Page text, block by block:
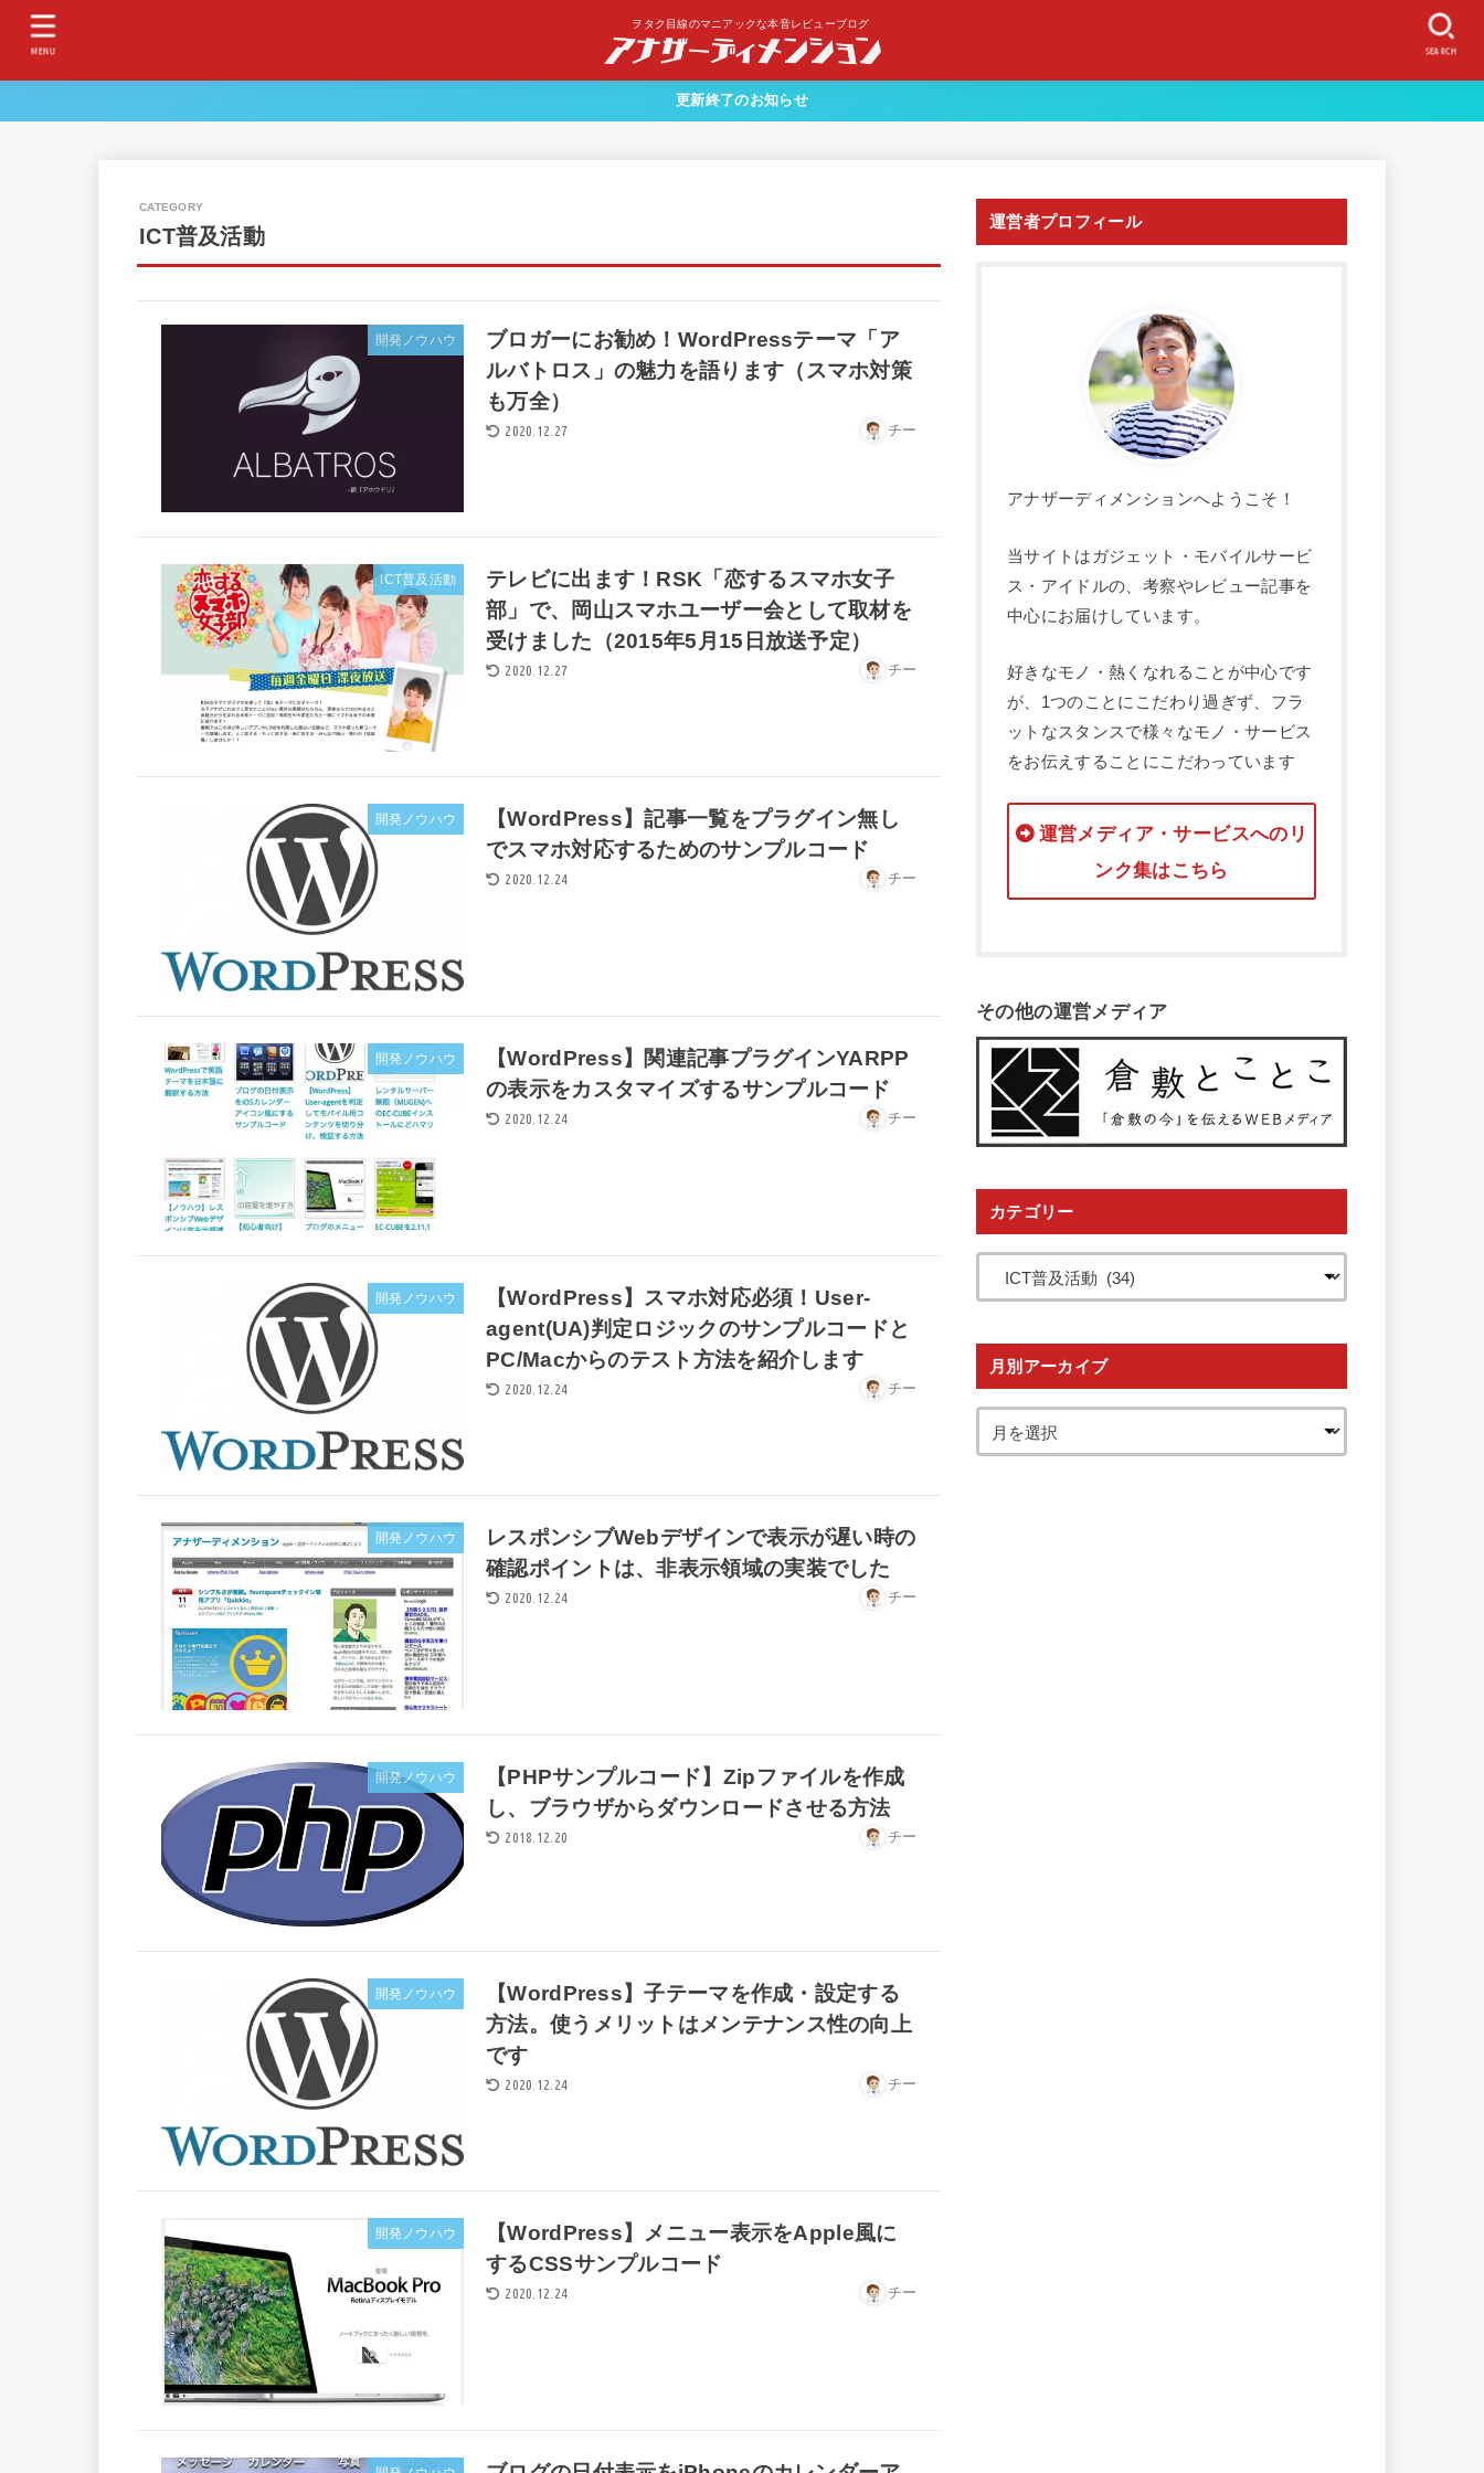
ヲタク目線のマニアックな本音レビューブログ
SEARCH
MENU
更新終了のお知らせ
ICT普及活動
開発ノウハウ
ブロガーにお勧め！WordPressテーマ「ア
ルバトロス」の魅力を語ります（スマホ対策
も万全）
2020.12.27 チー
ICT普及活動
テレビに出ます！RSK「恋するスマホ女子
部」で、岡山スマホユーザー会として取材を
受けました（2015年5月15日放送予定）
2020.12.27 チー
開発ノウハウ
【WordPress】記事一覧をプラグイン無し
でスマホ対応するためのサンプルコード
2020.12.24 チー
開発ノウハウ
【WordPress】関連記事プラグインYARPP
の表示をカスタマイズするサンプルコード
2020.12.24 チー
開発ノウハウ
【WordPress】スマホ対応必須！User-
agent(UA)判定ロジックのサンプルコードと
PC/Macからのテスト方法を紹介します
2020.12.24 チー
開発ノウハウ
レスポンシブWebデザインで表示が遅い時の
確認ポイントは、非表示領域の実装でした
2020.12.24 チー
開発ノウハウ
【PHPサンプルコード】Zipファイルを作成
し、ブラウザからダウンロードさせる方法
2018.12.20 チー
開発ノウハウ
【WordPress】子テーマを作成・設定する
方法。使うメリットはメンテナンス性の向上
です
2020.12.24 チー
開発ノウハウ
【WordPress】メニュー表示をApple風に
するCSSサンプルコード
2020.12.24 チー
運営者プロフィール
アナザーディメンションへようこそ！
当サイトはガジェット・モバイルサービ
ス・アイドルの、考察やレビュー記事を
中心にお届けしています。
好きなモノ・熱くなれることが中心です
が、1つのことにこだわり過ぎず、フラ
ットなスタンスで様々なモノ・サービス
をお伝えすることにこだわっています
運営メディア・サービスへのリ
ンク集はこちら
その他の運営メディア
カテゴリー
月別アーカイブ